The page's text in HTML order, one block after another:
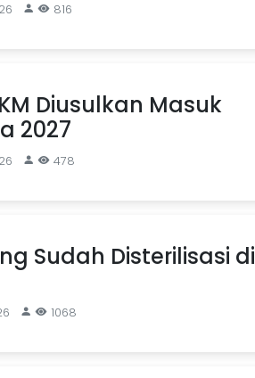
816
Diusulkan Masuk
2027
478
Sudah Disterilisasi di
1068